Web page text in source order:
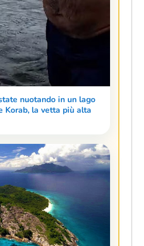
nuotando in un lago
Korab, la vetta più alta